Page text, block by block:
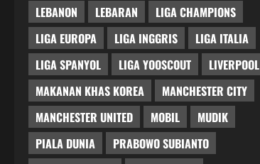
LEBANON
LEBARAN
LIGA CHAMPIONS
LIGA EUROPA
LIGA INGGRIS
LIGA ITALIA
LIGA SPANYOL
LIGA YOOSCOUT
LIVERPOOL
MAKANAN KHAS KOREA
MANCHESTER CITY
MANCHESTER UNITED
MOBIL
MUDIK
PIALA DUNIA
PRABOWO SUBIANTO